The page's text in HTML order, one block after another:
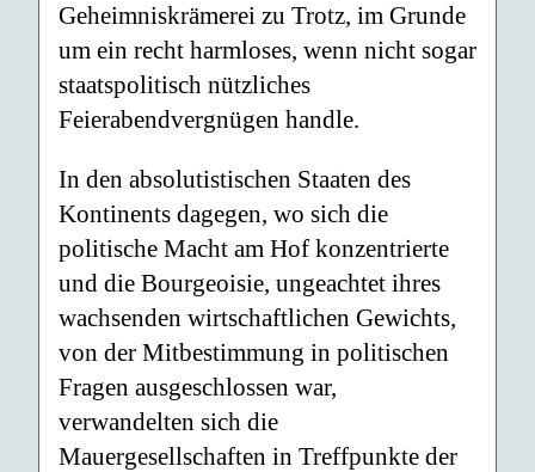
Geheimniskrämerei zu Trotz, im Grunde
um ein recht harmloses, wenn nicht sogar
staatspolitisch nützliches
Feierabendvergnügen handle.
In den absolutistischen Staaten des
Kontinents dagegen, wo sich die
politische Macht am Hof konzentrierte
und die Bourgeoisie, ungeachtet ihres
wachsenden wirtschaftlichen Gewichts,
von der Mitbestimmung in politischen
Fragen ausgeschlossen war,
verwandelten sich die
Mauergesellschaften in Treffpunkte der